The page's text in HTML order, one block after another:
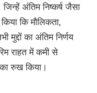
अंतिम निष्कर्ष जैसा
कि मौलिकता,
का अंतिम निर्णय
राहत में कमी से
रुख किया।